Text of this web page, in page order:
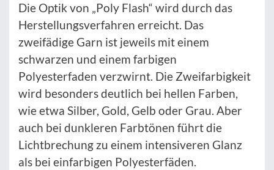
Die Optik von „Poly Flash“ wird durch das
Herstellungsverfahren erreicht. Das
zweifädige Garn ist jeweils mit einem
schwarzen und einem farbigen
Polyesterfaden verzwirnt. Die Zweifarbigkeit
wird besonders deutlich bei hellen Farben,
wie etwa Silber, Gold, Gelb oder Grau. Aber
auch bei dunkleren Farbtönen führt die
Lichtbrechung zu einem intensiveren Glanz
als bei einfarbigen Polyesterfäden.